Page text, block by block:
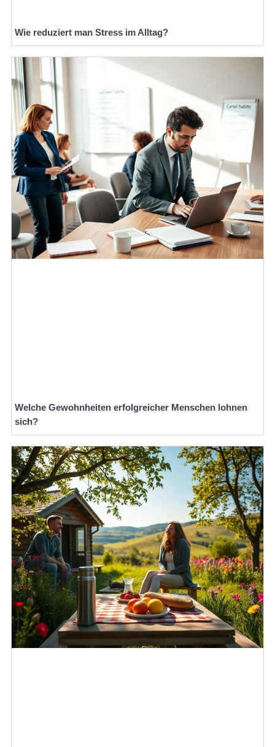
Wie reduziert man Stress im Alltag?
Welche Gewohnheiten erfolgreicher Menschen lohnen
sich?